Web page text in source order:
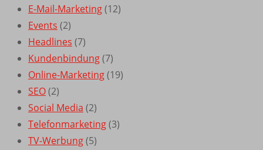
E-Mail-Marketing(12)
Events (2)
Headlines (7)
Kundenbindung(7)
Online-Marketing(19)
SEO(2)
Social Media (2)
Telefonmarketing(3)
TV-Werbung(5)